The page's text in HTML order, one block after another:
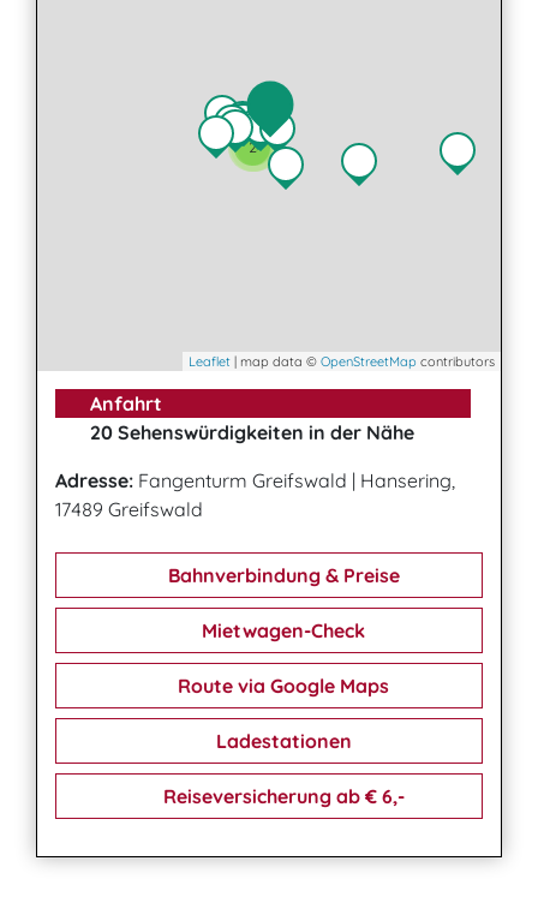
3
2
Leaflet | map data © OpenStreetMap contributors
Anfahrt
20 Sehenswürdigkeiten in der Nähe
Adresse: Fangenturm Greifswald | Hansering,
17489 Greifswald
Bahnverbindung & Preise
Mietwagen-Check
Route via Google Maps
Ladestationen
Reiseversicherung ab € 6,-